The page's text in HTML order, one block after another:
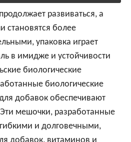
развиваться, а
становятся более
упаковка играет
в имидже и устойчивости
биологические
биологические
добавок обеспечивают
мешочки, разработанные
и долговечными,